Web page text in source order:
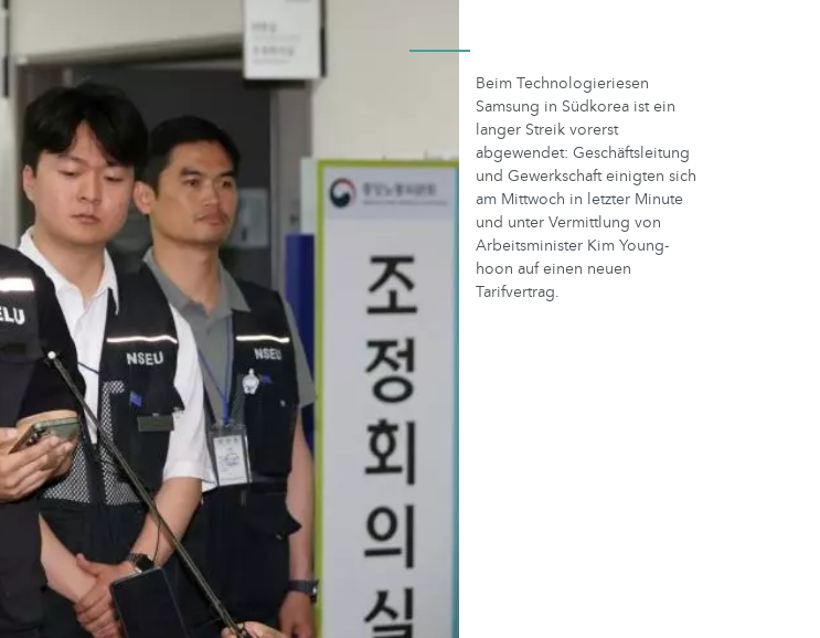
Beim Technologieriesen
Samsung in Südkorea ist ein
langer Streik vorerst
abgewendet: Geschäftsleitung
und Gewerkschaft einigten sich
am Mittwoch in letzter Minute
und unter Vermittlung von
Arbeitsminister Kim Young-
hoon auf einen neuen
Tarifvertrag.